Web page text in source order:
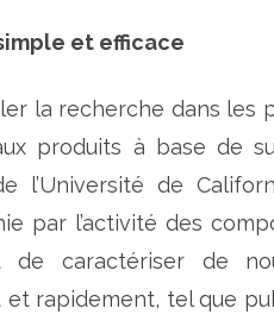
et efficace
la recherche dans
produits à base de
l’Université de
par l’activité des
de caractériser de
et rapidement, tel que